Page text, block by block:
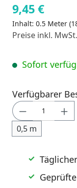
9,45 €
Inhalt: 0.5 Meter
Preise inkl.
Sofort
Verfügbarer
Produkt
0,5 m